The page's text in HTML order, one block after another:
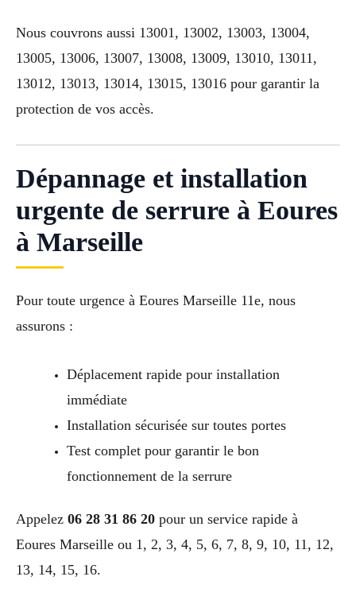
Nous couvrons aussi 13001, 13002, 13003, 13004,
13005, 13006, 13007, 13008, 13009, 13010, 13011,
13012, 13013, 13014, 13015, 13016 pour garantir la
protection de vos accès.
Dépannage et installation
urgente de serrure à Eoures
à Marseille
Pour toute urgence à Eoures Marseille 11e, nous
assurons :
Déplacement rapide pour installation
immédiate
Installation sécurisée sur toutes portes
Test complet pour garantir le bon
fonctionnement de la serrure
Appelez 06 28 31 86 20 pour un service rapide à
Eoures Marseille ou 1, 2, 3, 4, 5, 6, 7, 8, 9, 10, 11, 12,
13, 14, 15, 16.